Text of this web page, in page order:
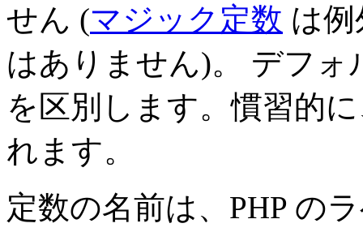
せん (マジック定数 は
はありません)。 デフォ
を区別します。慣習的
れます。
定数の名前は、PHP の